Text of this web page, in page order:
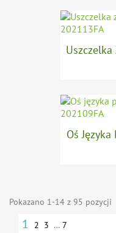
Uszczelka
Oś
Pokazano 1-14 z 95 pozycji
1 2 3 … 7